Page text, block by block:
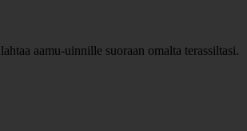
aamu-uinnille suoraan omalta terassiltasi.